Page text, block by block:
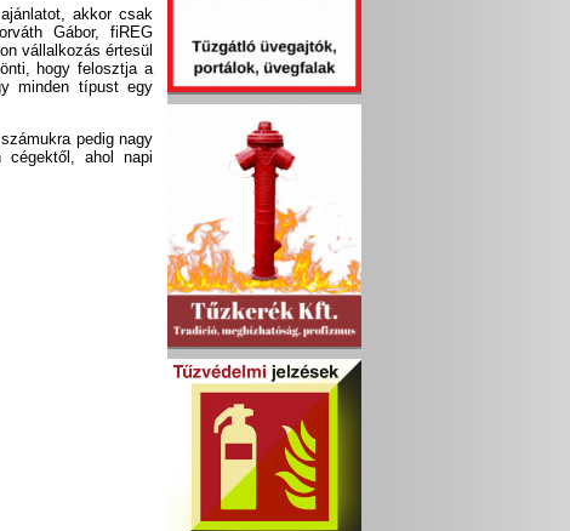
akkor csak
Gábor, fiREG
vállalkozás értesül
hogy felosztja a
minden típust egy
pedig nagy
cégektől, ahol napi